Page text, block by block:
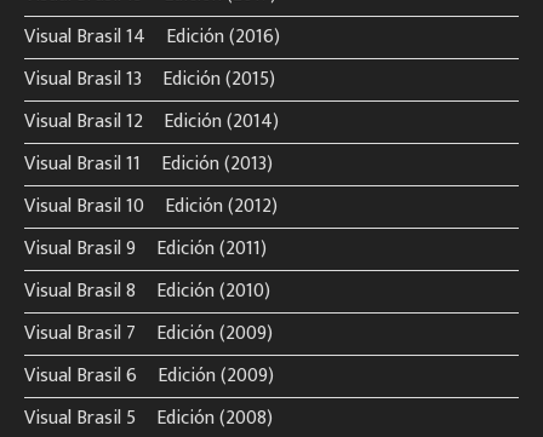
Visual Brasil 14º Edición (2016)
Visual Brasil 13º Edición (2015)
Visual Brasil 12º Edición (2014)
Visual Brasil 11º Edición (2013)
Visual Brasil 10º Edición (2012)
Visual Brasil 9º Edición (2011)
Visual Brasil 8º Edición (2010)
Visual Brasil 7º Edición (2009)
Visual Brasil 6º Edición (2009)
Visual Brasil 5º Edición (2008)